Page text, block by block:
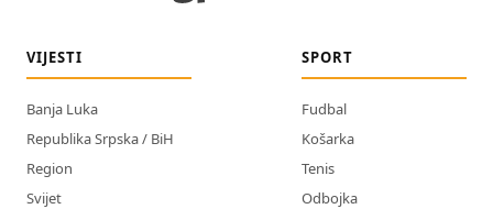
VIJESTI
Banja Luka
Republika Srpska / BiH
Region
Svijet
SPORT
Fudbal
Košarka
Tenis
Odbojka